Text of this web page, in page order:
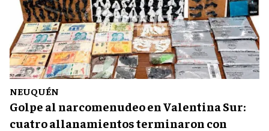
NEUQUÉN
Golpe al narcomenudeo en Valentina Sur:
cuatro allanamientos terminaron con